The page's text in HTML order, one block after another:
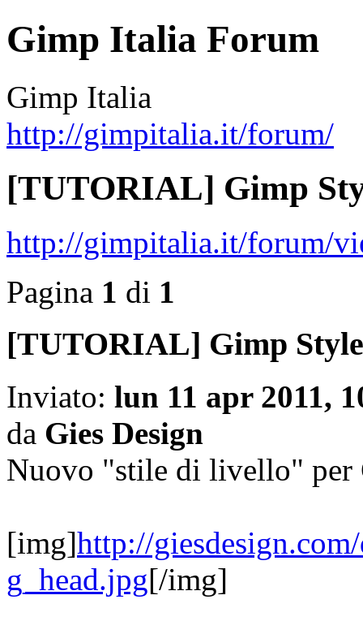
Gimp Italia Forum
Gimp Italia
http://gimpitalia.it/forum/
[TUTORIAL] Gimp
http://gimpitalia.it/forum/
Pagina 1 di 1
[TUTORIAL] Gimp
Inviato: lun 11 apr 2011,
da Gies Design
Nuovo "stile di livello" per
[img]http://
g_head.jpg[/img]